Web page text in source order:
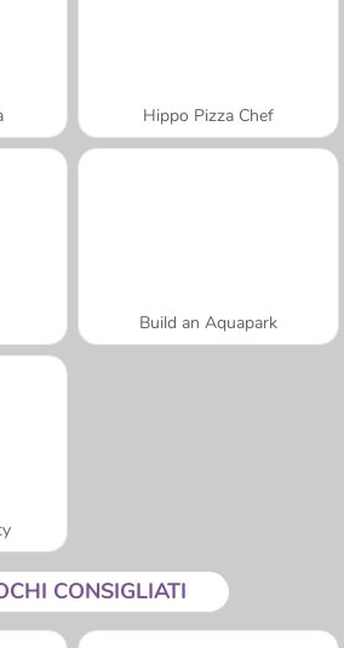
Hippo Pizza Chef
Build an Aquapark
CONSIGLIATI